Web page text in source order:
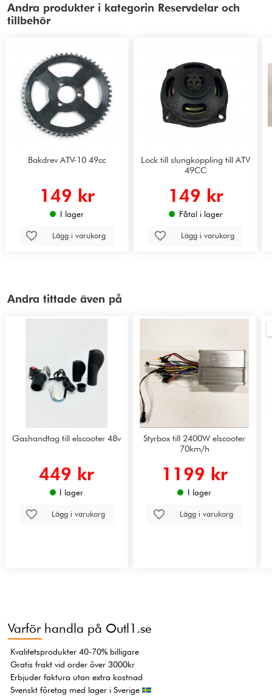
Andra produkter i kategorin Reservdelar och
tillbehör
Bakdrev ATV-10 49cc
149 kr
I lager
Lägg i varukorg
Lock till slungkoppling till ATV
49CC
149 kr
Fåtal i lager
Lägg i varukorg
Andra tittade även på
Gashandtag till elscooter 48v
449 kr
I lager
Lägg i varukorg
Styrbox till 2400W elscooter
70km/h
1199 kr
I lager
Lägg i varukorg
Varför handla på Outl1.se
Kvalitetsprodukter 40-70% billigare
Gratis frakt vid order över 3000kr
Erbjuder faktura utan extra kostnad
Svenskt företag med lager i Sverige